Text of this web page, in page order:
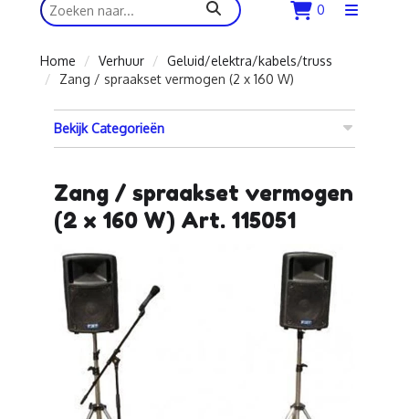
zoeken 0
Menu
Home
Verhuur
Geluid/elektra/kabels/truss
Zang / spraakset vermogen (2 x 160 W)
Bekijk Categorieën
Zang / spraakset vermogen
(2 x 160 W) Art. 115051